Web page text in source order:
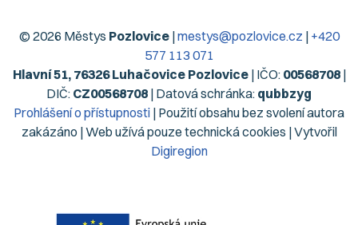
© 2026 Městys Pozlovice|mestys@pozlovice.cz | +420
577 113 071
Hlavní 51, 76326 Luhačovice Pozlovice| IČO: 00568708|
DIČ: CZ00568708 | Datová schránka: qubbzyg
Prohlášení o přístupnosti | Použití obsahu bez svolení autora
zakázáno | Web užívá pouze technická cookies | Vytvořil
Digiregion